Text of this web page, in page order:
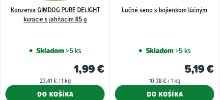
d
v
Konzerva GIMDOG PURE DELIGHT
kuracie s jahňacím 85 g
Skladom>5 ks
1,99 €
Jednotková
23,41 € / 1 kg
DO KOŠÍKA
Lučné seno s bojienkom lúčným
Skladom>5 ks
5,19 €
Jednotková
10,38 € / 1 kg
DO KOŠÍKA